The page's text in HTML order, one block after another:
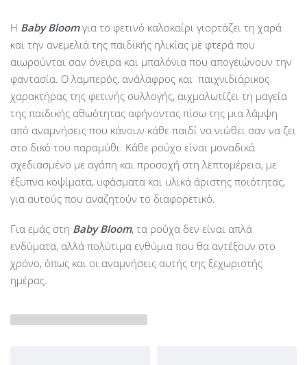
Η Baby Bloom για το φετινό καλοκαίρι γιορτάζει τη χαρά
και την ανεμελιά της παιδικής ηλικίας με φτερά που
αιωρούνται σαν όνειρα και μπαλόνια που απογειώνουν την
φαντασία. Ο λαμπερός, ανάλαφρος και παιχνιδιάρικος
χαρακτήρας της φετινής συλλογής, αιχμαλωτίζει τη μαγεία
της παιδικής αθωότητας αφήνοντας πίσω της μια λάμψη
από αναμνήσεις που κάνουν κάθε παιδί να νιώθει σαν να ζει
στο δικό του παραμύθι. Κάθε ρούχο είναι μοναδικά
σχεδιασμένο με αγάπη και προσοχή στη λεπτομέρεια, με
έξυπνα κοψίματα, υφάσματα και υλικά άριστης ποιότητας,
για αυτούς που αναζητούν το διαφορετικό.
Για εμάς στη Baby Bloom, τα ρούχα δεν είναι απλά
ενδύματα, αλλά πολύτιμα ενθύμια που θα αντέξουν στο
χρόνο, όπως και οι αναμνήσεις αυτής της ξεχωριστής
ημέρας.